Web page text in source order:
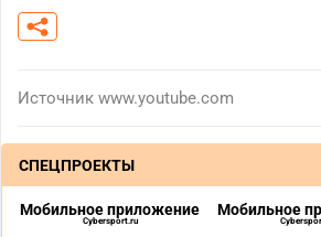
Источник www.youtube.com
СПЕЦПРОЕКТЫ
Мобильное приложение
Cybersport.ru
Мобильное